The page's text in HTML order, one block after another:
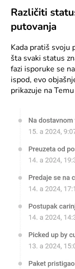
Različiti
putovanja
Kada pratiš svoju
šta svaki status
fazi isporuke se
ispod, evo
prikazuje na